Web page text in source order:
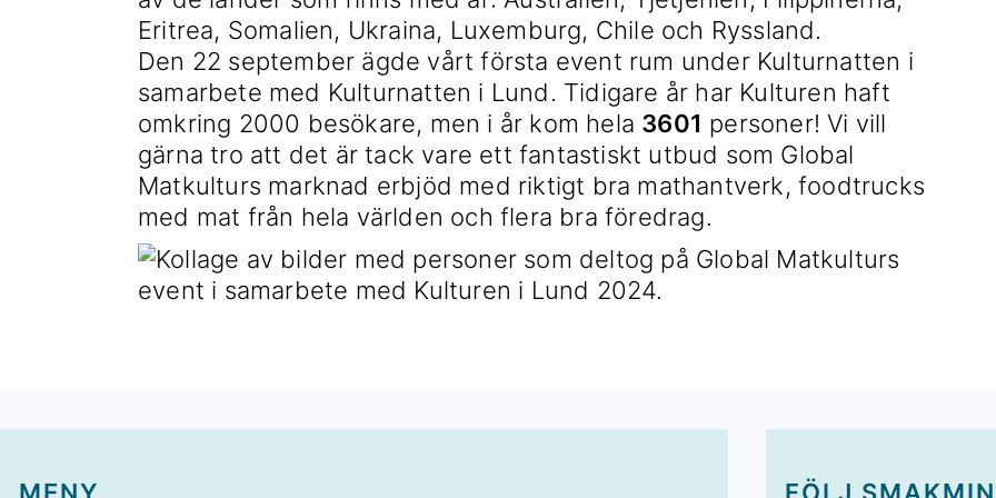
Eritrea, Somalien, Ukraina, Luxemburg, Chile och Ryssland.
Den 22 september ägde vårt första event rum under Kulturnatten i
samarbete med Kulturnatten i Lund. Tidigare år har Kulturen haft
omkring 2000 besökare, men i år kom hela 3601 personer! Vi vill
gärna tro att det är tack vare ett fantastiskt utbud som Global
Matkulturs marknad erbjöd med riktigt bra mathantverk, foodtrucks
med mat från hela världen och flera bra föredrag.
MENY FÖLJ